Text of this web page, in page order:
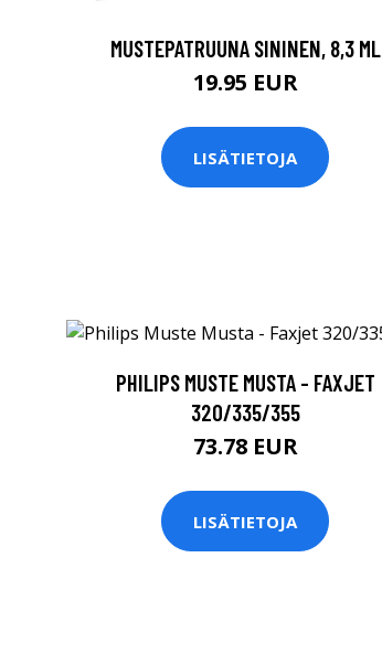
MUSTEPATRUUNA SININEN, 8,3 ML
19.95 EUR
LISÄTIETOJA
PHILIPS MUSTE MUSTA - FAXJET
320/335/355
73.78 EUR
LISÄTIETOJA